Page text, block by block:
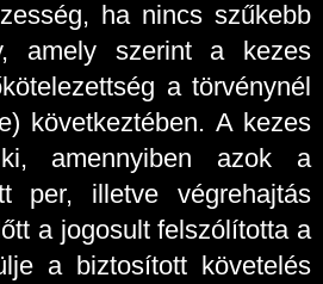
ha nincs szűkebb
amely szerint a kezes
a törvénynél
következtében. A kezes
amennyiben azok a
per, illetve végrehajtás
a jogosult felszólította a
a biztosított követelés